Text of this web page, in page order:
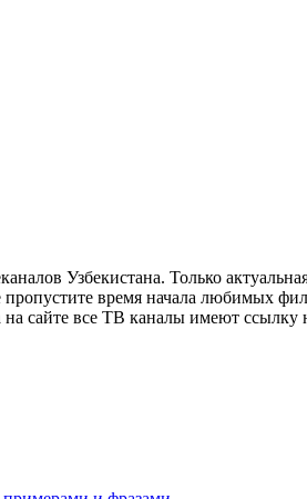
Узбекистана. Только
время начала любимых
сайте все ТВ каналы имеют ссылку